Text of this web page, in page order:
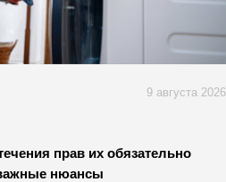
9 августа 2026
прав их обязательно
нюансы